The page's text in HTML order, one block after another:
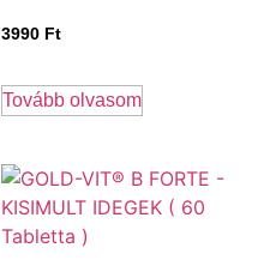
3990 Ft
Tovább olvasom